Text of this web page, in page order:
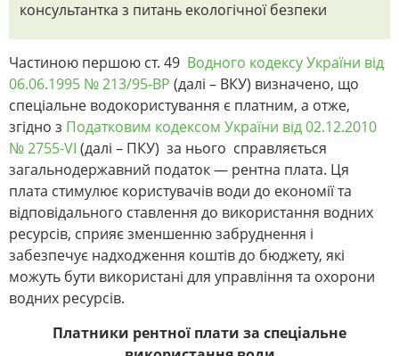
консультантка з питань екологічної безпеки
Частиною першою ст. 49 Водного кодексу України від
06.06.1995 № 213/95-ВР (далі – ВКУ) визначено, що
спеціальне водокористування є платним, а отже,
згідно з Податковим кодексом України від 02.12.2010
№ 2755-VI (далі – ПКУ) за нього справляється
загальнодержавний податок — рентна плата. Ця
плата стимулює користувачів води до економії та
відповідального ставлення до використання водних
ресурсів, сприяє зменшенню забруднення і
забезпечує надходження коштів до бюджету, які
можуть бути використані для управління та охорони
водних ресурсів.
Платники рентної плати за спеціальне